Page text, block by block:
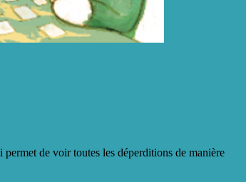
de voir toutes les déperditions de manière